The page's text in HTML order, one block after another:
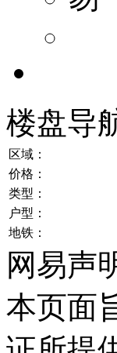
楼盘导
区域：
价格：
类型：
户型：
地铁：
网易声
本页面